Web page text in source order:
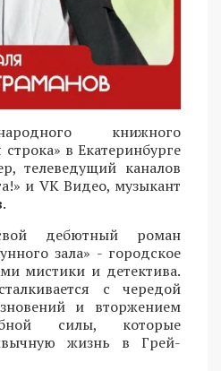
книжного
в Екатеринбурге
телеведущий каналов
и VK Видео, музыкант
.
дебютный роман
зала» - городское
мистики и детектива.
с чередой
и вторжением
силы, которые
жизнь в Грей-